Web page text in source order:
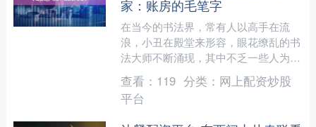
家：账房的毛笔字
在当今的书法界，常有人以高手在流
浪，小丑在殿堂来形容，眼花缭乱的书
法大师不断涌现，其中不乏一些人为了
博取眼球而不惜打破传统书法的美学原
则，这种现象实在让人感到不....
查看： 119 分类： 网上配资炒股
平台